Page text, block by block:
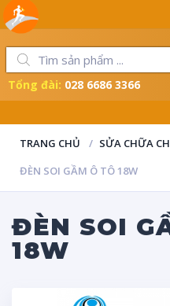
Tổng đài: 028 6686 3366
TRANG CHỦ
SỬA CHỮA
ĐÈN SOI GẦM Ô TÔ 18W
ĐÈN SOI
18W